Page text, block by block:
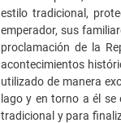
estilo tradicional,
emperador, sus
proclamación de la
acontecimientos
utilizado de manera
lago y en torno a él
tradicional y para